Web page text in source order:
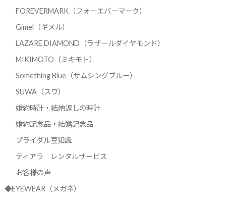
FOREVERMARK（フォーエバーマーク）
Gimel（ギメル）
LAZARE DIAMOND（ラザールダイヤモンド）
MIKIMOTO（ミキモト）
Something Blue（サムシングブルー）
SUWA（スワ）
婚約時計・結納返しの時計
婚約記念品・結婚記念品
ブライダル豆知識
ティアラ レンタルサービス
お客様の声
◆EYEWEAR（メガネ）